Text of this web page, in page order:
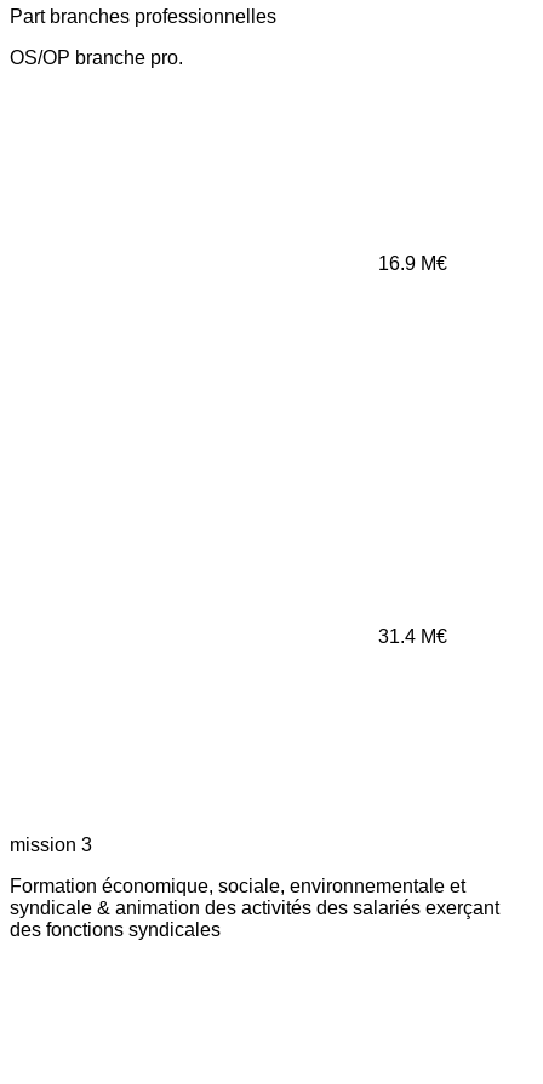
Part branches professionnelles
OS/OP branche pro.
16.9 M€
31.4 M€
mission 3
Formation économique, sociale, environnementale et
syndicale & animation des activités des salariés exerçant
des fonctions syndicales